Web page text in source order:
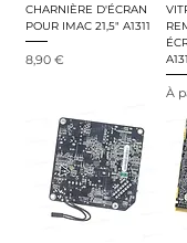
CHARNIÈRE D'ÉCRAN
POUR IMAC 21,5" A1311
Prix
8,90 €
À